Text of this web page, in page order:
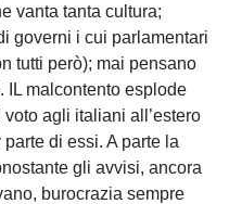
vanta tanta cultura;
governi i cui parlamentari
tutti però); mai pensano
IL malcontento esplode
agli italiani all’estero
di essi. A parte la
gli avvisi, ancora
burocrazia sempre